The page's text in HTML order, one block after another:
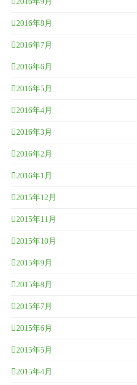
2016年8月
2016年7月
2016年6月
2016年5月
2016年4月
2016年3月
2016年2月
2016年1月
2015年12月
2015年11月
2015年10月
2015年9月
2015年8月
2015年7月
2015年6月
2015年5月
2015年4月